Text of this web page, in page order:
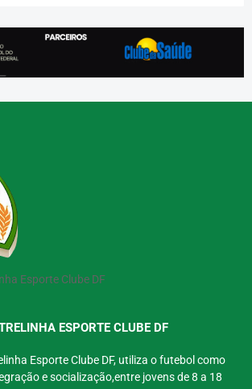
Esporte Clube DF
ESPORTE CLUBE DF
Esporte Clube DF, utiliza o futebol como
e socialização,entre jovens de 8 a 18